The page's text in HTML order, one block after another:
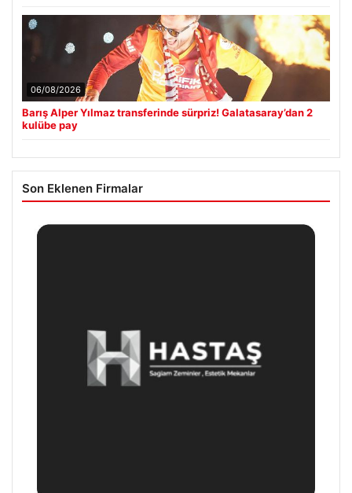
06/08/2026
Barış Alper Yılmaz transferinde sürpriz! Galatasaray’dan 2
kulübe pay
Son Eklenen Firmalar